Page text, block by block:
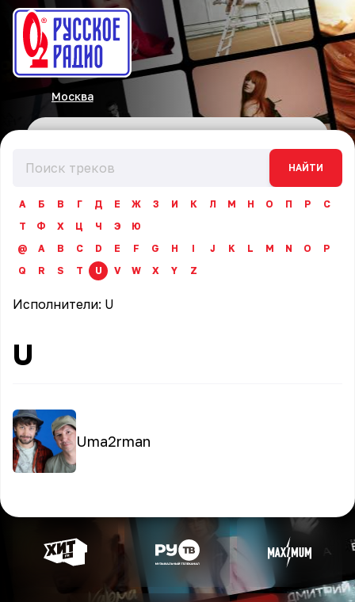
Москва
НАЙТИ
А Б В Г Д Е Ж З И К Л М Н О П Р
С
Т
Ф Х Ц Ч Э
Ю
@
A B C D E F G H I J K L M N O
P
Q
R S T U V W X Y Z
Исполнители: U
U
Uma2rman